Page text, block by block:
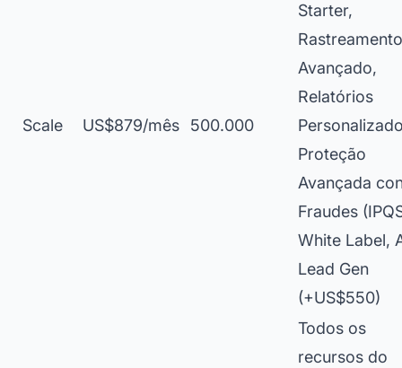
Scale US$879/mês 500.000
Starter,
Rastreamento
Avançado,
Relatórios
Proteção
Avançada
Fraudes
White Label,
Lead Gen
(+US$550)
Todos os
recursos do